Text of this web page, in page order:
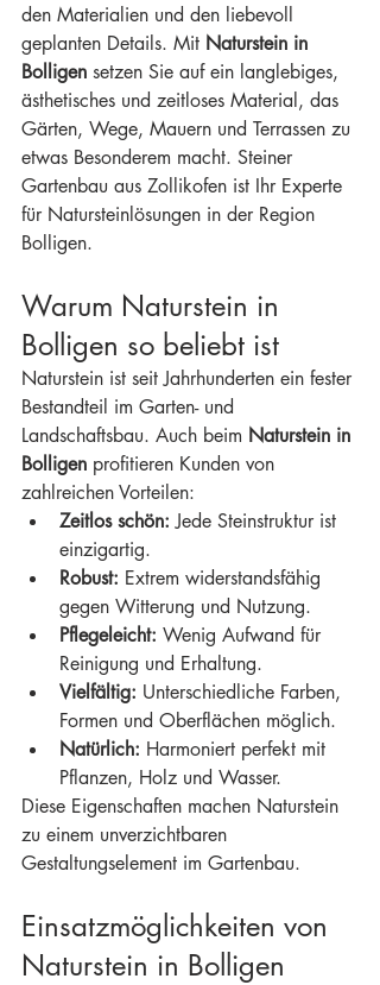
den Materialien und den liebevoll
geplanten Details. Mit Naturstein in
Bolligen setzen Sie auf ein langlebiges,
ästhetisches und zeitloses Material, das
Gärten, Wege, Mauern und Terrassen zu
etwas Besonderem macht. Steiner
Gartenbau aus Zollikofen ist Ihr Experte
für Natursteinlösungen in der Region
Bolligen.
Warum Naturstein in
Bolligen so beliebt ist
Naturstein ist seit Jahrhunderten ein fester
Bestandteil im Garten- und
Landschaftsbau. Auch beim Naturstein in
Bolligen profitieren Kunden von
zahlreichen Vorteilen:
Zeitlos schön: Jede Steinstruktur ist
einzigartig.
Robust: Extrem widerstandsfähig
gegen Witterung und Nutzung.
Pflegeleicht: Wenig Aufwand für
Reinigung und Erhaltung.
Vielfältig: Unterschiedliche Farben,
Formen und Oberflächen möglich.
Natürlich: Harmoniert perfekt mit
Pflanzen, Holz und Wasser.
Diese Eigenschaften machen Naturstein
zu einem unverzichtbaren
Gestaltungselement im Gartenbau.
Einsatzmöglichkeiten von
Naturstein in Bolligen